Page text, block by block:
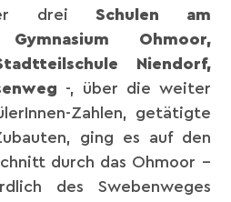
drei Schulen am
Ohmoor,
Niendorf,
-, über die weiter
Zahlen, getätigte
ging es auf den
durch das Ohmoor –
des Swebenweges